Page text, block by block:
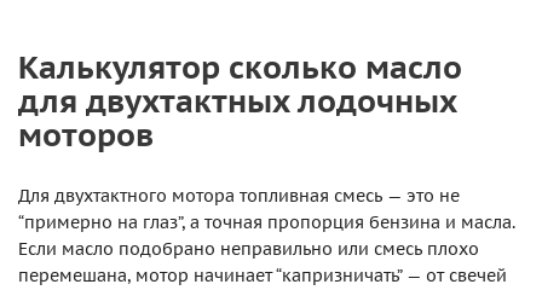
Калькулятор сколько масло
для двухтактных лодочных
моторов
Для двухтактного мотора топливная смесь — это не
“примерно на глаз”, а точная пропорция бензина и масла.
Если масло подобрано неправильно или смесь плохо
перемешана, мотор начинает “капризничать” — от свечей